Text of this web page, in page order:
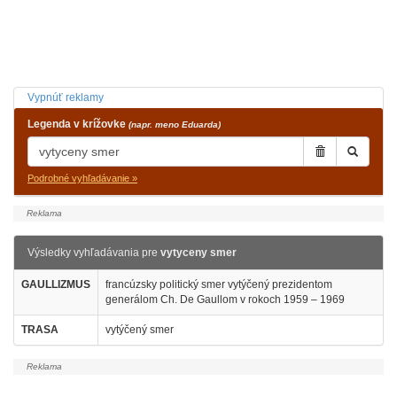
Vypnúť reklamy
Legenda v krížovke (napr. meno Eduarda)
Podrobné vyhľadávanie »
Výsledky vyhľadávania pre vytyceny smer
GAULLIZMUS
francúzsky politický smer vytýčený prezidentom
generálom Ch. De Gaullom v rokoch 1959 – 1969
TRASA vytýčený smer